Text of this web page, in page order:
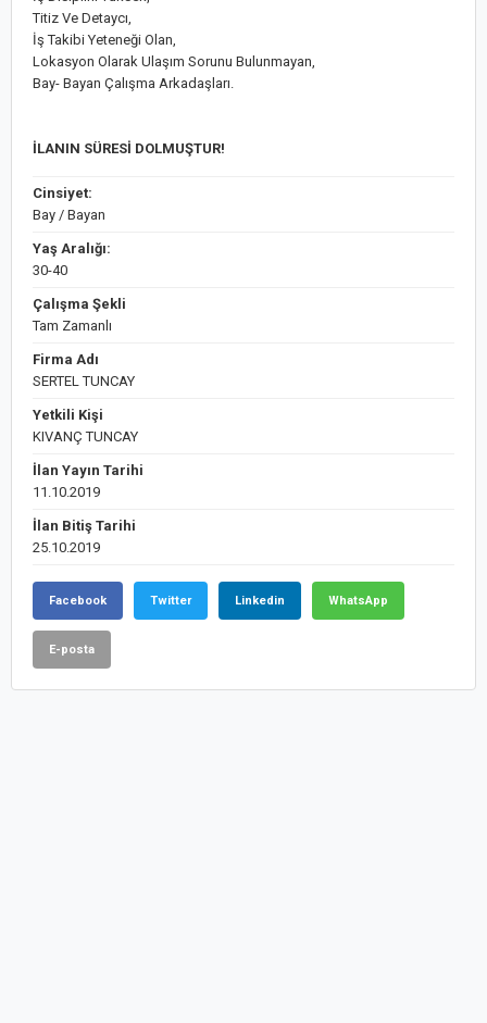
Titiz Ve Detaycı,
İş Takibi Yeteneği Olan,
Lokasyon Olarak Ulaşım Sorunu Bulunmayan,
Bay- Bayan Çalışma Arkadaşları.
İLANIN SÜRESİ DOLMUŞTUR!
Cinsiyet:
Bay / Bayan
Yaş Aralığı:
30-40
Çalışma Şekli
Tam Zamanlı
Firma Adı
SERTEL TUNCAY
Yetkili Kişi
KIVANÇ TUNCAY
İlan Yayın Tarihi
11.10.2019
İlan Bitiş Tarihi
25.10.2019
Facebook Twitter Linkedin WhatsApp
E-posta